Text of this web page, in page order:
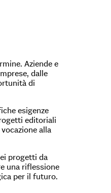
Aziende e
dalle
di
esigenze
editoriali
alla
progetti da
una riflessione
per il futuro.